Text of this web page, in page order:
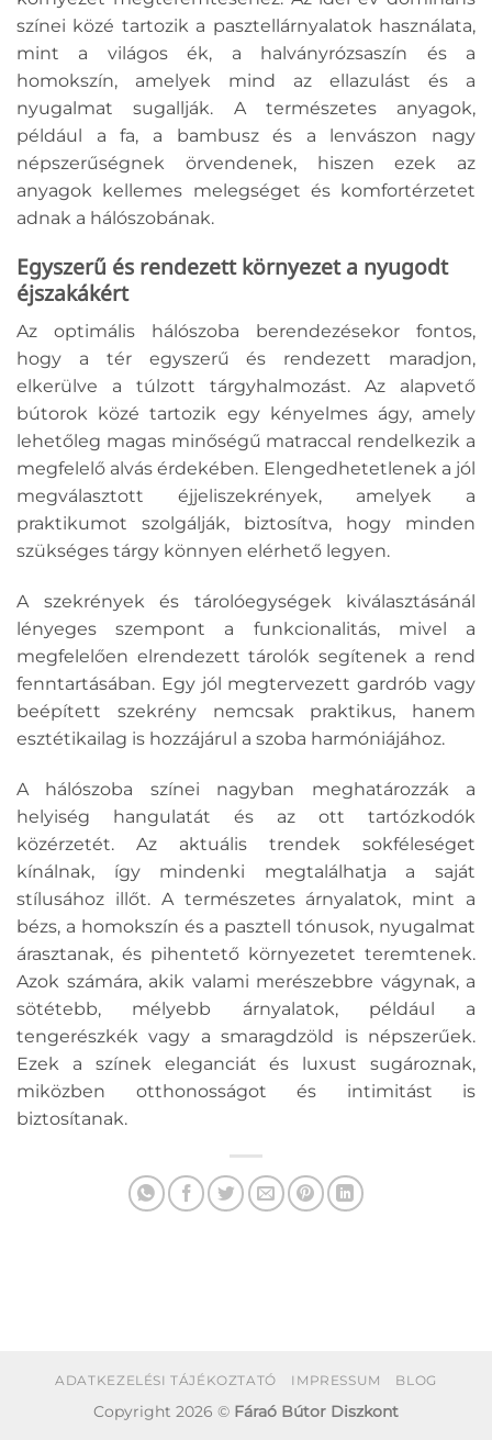
színei közé tartozik a pasztellárnyalatok használata,
mint a világos ék, a halványrózsaszín és a
homokszín, amelyek mind az ellazulást és a
nyugalmat sugallják. A természetes anyagok,
például a fa, a bambusz és a lenvászon nagy
népszerűségnek örvendenek, hiszen ezek az
anyagok kellemes melegséget és komfortérzetet
adnak a hálószobának.
Egyszerű és rendezett környezet a nyugodt
éjszakákért
Az optimális hálószoba berendezésekor fontos,
hogy a tér egyszerű és rendezett maradjon,
elkerülve a túlzott tárgyhalmozást. Az alapvető
bútorok közé tartozik egy kényelmes ágy, amely
lehetőleg magas minőségű matraccal rendelkezik a
megfelelő alvás érdekében. Elengedhetetlenek a jól
megválasztott éjjeliszekrények, amelyek a
praktikumot szolgálják, biztosítva, hogy minden
szükséges tárgy könnyen elérhető legyen.
A szekrények és tárolóegységek kiválasztásánál
lényeges szempont a funkcionalitás, mivel a
megfelelően elrendezett tárolók segítenek a rend
fenntartásában. Egy jól megtervezett gardrób vagy
beépített szekrény nemcsak praktikus, hanem
esztétikailag is hozzájárul a szoba harmóniájához.
A hálószoba színei nagyban meghatározzák a
helyiség hangulatát és az ott tartózkodók
közérzetét. Az aktuális trendek sokféleséget
kínálnak, így mindenki megtalálhatja a saját
stílusához illőt. A természetes árnyalatok, mint a
bézs, a homokszín és a pasztell tónusok, nyugalmat
árasztanak, és pihentető környezetet teremtenek.
Azok számára, akik valami merészebbre vágynak, a
sötétebb, mélyebb árnyalatok, például a
tengerészkék vagy a smaragdzöld is népszerűek.
Ezek a színek eleganciát és luxust sugároznak,
miközben otthonosságot és intimitást is
biztosítanak.
ADATKEZELÉSI TÁJÉKOZTATÓ IMPRESSUM BLOG
Copyright 2026 © Fáraó Bútor Diszkont